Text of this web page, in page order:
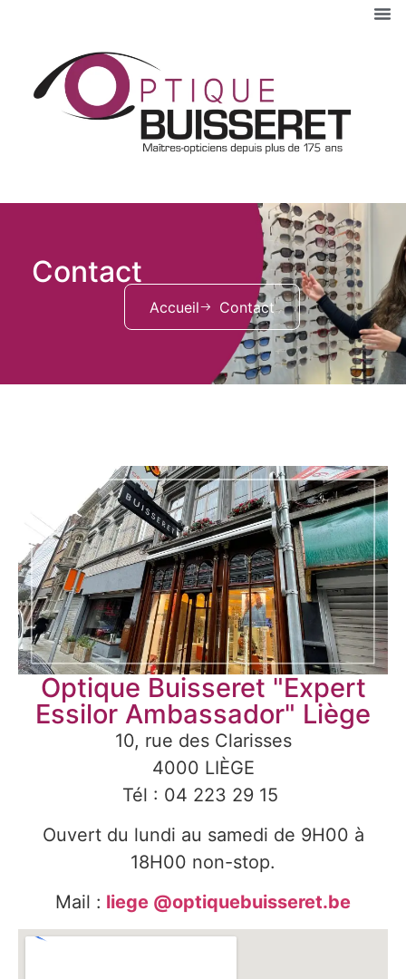
Contact
Accueil Contact
Optique Buisseret "Expert
Essilor Ambassador" Liège
10, rue des Clarisses
4000 LIÈGE
Tél : 04 223 29 15
Ouvert du lundi au samedi de 9H00 à
18H00 non-stop.
Mail : liege @optiquebuisseret.be